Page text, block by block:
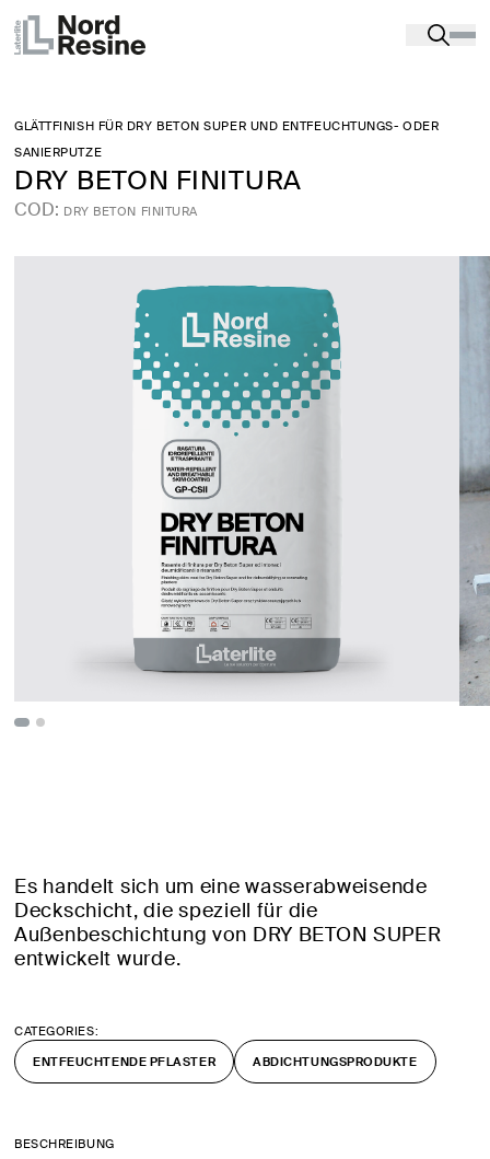
Produkte-Entfeuchtungsprodukte
ENTFEUCHTENDE
PFLASTER-DRY BETON FINITURA
GLÄTTFINISH FÜR DRY BETON SUPER UND ENTFEUCHTUNGS- ODER
SANIERPUTZE
DRY BETON FINITURA
COD: DRY BETON FINITURA
Es handelt sich um eine wasserabweisende
Deckschicht, die speziell für die
Außenbeschichtung von DRY BETON SUPER
entwickelt wurde.
CATEGORIES:
ENTFEUCHTENDE PFLASTER
ABDICHTUNGSPRODUKTE
BESCHREIBUNG